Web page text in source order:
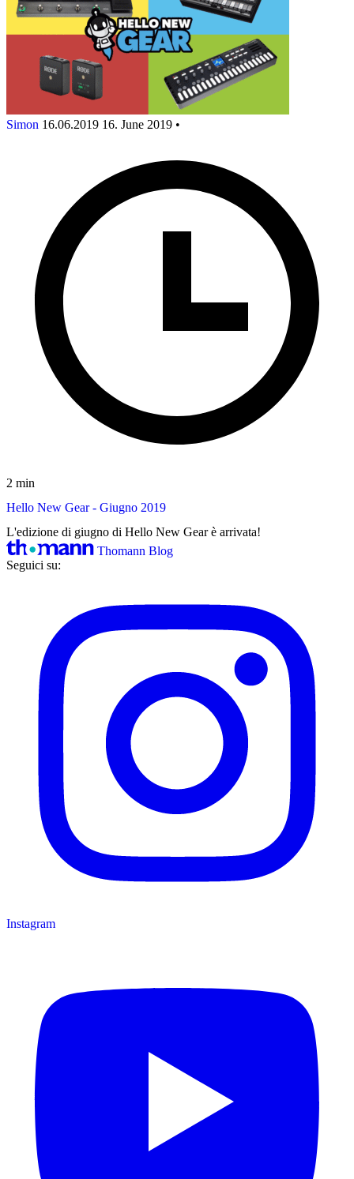
Simon 16.06.2019 16. June 2019 •
2 min
Hello New Gear - Giugno 2019
L'edizione di giugno di Hello New Gear è arrivata!
Thomann Blog
Seguici su:
Instagram